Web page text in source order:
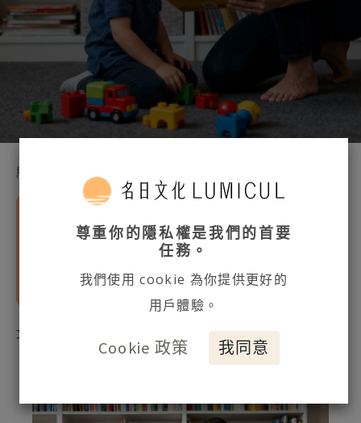
所有網誌
質，並且支持他們活出制約數字的能量，對
於他們在面對自己往後的人生旅程，將更能
夠穩在自己中心往前出發。
文章授權：名日文化 ／文： It's An+
尊重你的隱私權是我們的首要
任務。
我們使用 cookie 為你提供更好的
用戶體驗。
Cookie 政策 我同意